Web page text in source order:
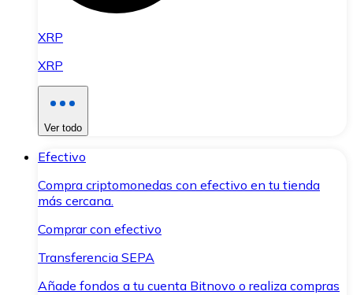
XRP
XRP
Ver todo
Efectivo
Compra criptomonedas con efectivo en tu tienda
más cercana.
Comprar con efectivo
Transferencia SEPA
Añade fondos a tu cuenta Bitnovo o realiza compras